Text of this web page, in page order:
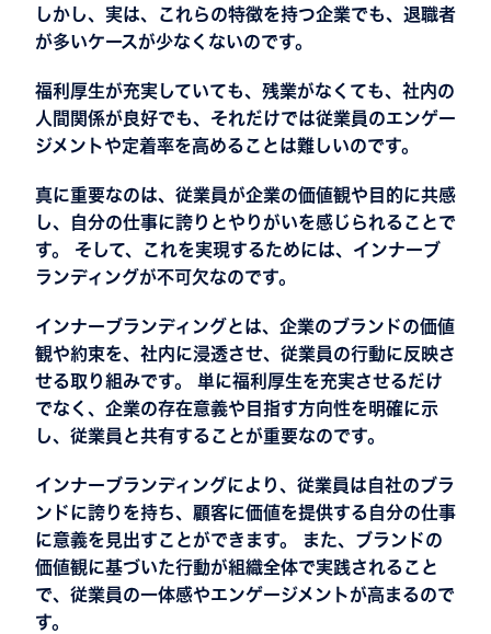
しかし、実は、これらの特徴を持つ企業でも、退職者
が多いケースが少なくないのです。
福利厚生が充実していても、残業がなくても、社内の
人間関係が良好でも、それだけでは従業員のエンゲー
ジメントや定着率を高めることは難しいのです。
真に重要なのは、従業員が企業の価値観や目的に共感
し、自分の仕事に誇りとやりがいを感じられることで
す。 そして、これを実現するためには、インナーブ
ランディングが不可欠なのです。
インナーブランディングとは、企業のブランドの価値
観や約束を、社内に浸透させ、従業員の行動に反映さ
せる取り組みです。 単に福利厚生を充実させるだけ
でなく、企業の存在意義や目指す方向性を明確に示
し、従業員と共有することが重要なのです。
インナーブランディングにより、従業員は自社のブラ
ンドに誇りを持ち、顧客に価値を提供する自分の仕事
に意義を見出すことができます。 また、ブランドの
価値観に基づいた行動が組織全体で実践されること
で、従業員の一体感やエンゲージメントが高まるので
す。